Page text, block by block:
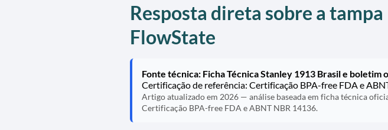
Resposta direta sobre a tampa
FlowState
Fonte técnica: Ficha Técnica Stanley 1913 Brasil e boletim
Certificação de referência: Certificação BPA-free FDA e
Artigo atualizado em 2026 — análise baseada em ficha técnica
Certificação BPA-free FDA e ABNT NBR 14136.